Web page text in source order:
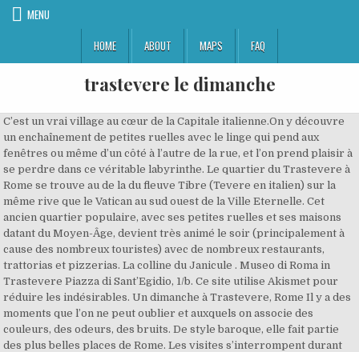
MENU
HOME
ABOUT MAPS FAQ
trastevere le dimanche
C’est un vrai village au cœur de la Capitale italienne.On y découvre un enchaînement de petites ruelles avec le linge qui pend aux fenêtres ou même d’un côté à l’autre de la rue, et l’on prend plaisir à se perdre dans ce véritable labyrinthe. Le quartier du Trastevere à Rome se trouve au de la du fleuve Tibre (Tevere en italien) sur la même rive que le Vatican au sud ouest de la Ville Eternelle. Cet ancien quartier populaire, avec ses petites ruelles et ses maisons datant du Moyen-Âge, devient très animé le soir (principalement à cause des nombreux touristes) avec de nombreux restaurants, trattorias et pizzerias. La colline du Janicule . Museo di Roma in Trastevere Piazza di Sant’Egidio, 1/b. Ce site utilise Akismet pour réduire les indésirables. Un dimanche à Trastevere, Rome Il y a des moments que l’on ne peut oublier et auxquels on associe des couleurs, des odeurs, des bruits. De style baroque, elle fait partie des plus belles places de Rome. Les visites s’interrompent durant les messes : Lundi-Samedi à 9h, 17h30 et 20h30 (20h le samedi) et dimanche 8h30, 10h, 11h30, 17h30 et 18h45 . À propos de cette activité . Tout n’est pas rose pour les nostalgiques. Qualità dei piatti, vini eccezionali, presentazione buona e camerieri davvero professionali. En savoir plus sur comment les données de vos commentaires sont utilisées. Pour en savoir plus Politique d’utilisation des cookies. Ce quartier d’artisans et de commerçants principalement juifs et syriens à l’origine a un charme fou. La fontaine au centre de la place sert de point de rendez-vous ou de lieu de pause pour savourer une glace ou boire un verre. Si vous continuez votre navigation sur notre site, vous acceptez l'installation de cookies. Il y a 41 trains Roma Termini — Roma Trastevere directs par jour. Il y a des moments que l’on ne peut oublier et auxquels on associe des couleurs, des odeurs, des bruits. L'enoteca Ferrara invece e'un gradino in più! Tr Il abrite de nombreuses œuvres de toutes les époques : antiquité, art égyptien, moderne, … Plus d’infos, voir Musées du Vatican Généralement ouvert tous les jours du lundi au samedi de 9h à 18h. Référence du produit : 76678. Voir galerie Une visite gastronomique locale de plusieurs plats à travers le quartier romain de Trastevere, qui constitue une excellente introduction à l’un des meilleurs districts d’alimentation de Rome. Trastevere rome le soir Trastevere Rooms Rome - Annulation Gratuite Disponibl . Il n’y pas de grandes avenues dans le quartier Trastevere, donc tu n’entendras pas le bruit des voitures. Rejoindre le Gianicolo (Janicule), un point de vue exceptionnel sur Rome. L’arrivée au quartier de Trastevre – Rome. Si vous continuez à utiliser ce dernier, nous considérerons que vous acceptez l'utilisation des cookies. Magasins. Le parc du Janicule est un lieu de promenade et de détente dédié à la mémoire de Giuseppe Garibaldi. Pour acheter un billet de train ou de TGV Aéroport Rome Fiumicino — Roma Trastevere moins cher, ... Nous faisons tout pour vous répondre du lundi au dimanche et nous sommes généralement joignables entre 10 h et 16 h. Consulter nos pages d’aide. Il arrivera à 17 h sur la place de Sainte-Marie du Trastevere, accompagné du Tout lire… Dans le Quartier Trastevere, le linge pend aux fenêtres et les pavés irréguliers donnent place à la flânerie. Situé à proximité de l’agréable Trastevere, il est connu pour être le lieu sur lequel se trouve le Tempieto (une œuvre datant de la Renaissance). Pour les amoureux des espaces verts et des balades deux possibilités : Si vous décidez de loger dans le quartier (ce qui est une assez bonne idée), voici nos suggestions d’hébergements pas chers dans le Trastevere. J'aime me perdre à la recherche d'endroits surprenants. Trastevere est un quartier pas comme les autres. Un dimanche dans le quartier Trastevere, à Rome. Pourriez-vous me dire quelle est la femme dont le portrait, avec un grand chapeau est représenté sur un escalier en pierre du Trastevere ? Rendre une visite au jardin botanique – Orto botanico della Villa Corsini dans le quartier. L’avantage de vous y rendre le dimanche est que tout parait être au ralenti : on prend tout simplement le temps de vivre, et cela a eu le don de me rappeler les journées dominicales de mon enfance. 2015 - Il y a des moments que l'on ne peut oublier et auxquels on associe des couleurs, des odeurs, des bruits. est il loin du Colisee ? Le Trastevere représente une Rome en voie de disparition, une Rome simple et humaine, une Rome colorée et pittoresque, une Rome « provencale » chérie par les Marcels Pagnols locaux. Visitez le quartier italien par excellence et laissez les petites ruelles vous charmer, ou … A ne pas rater. Avec sa position centrale, ce quartier permet de rejoindre les principaux lieux à visiter très rapidement. 14 RÉACTIONS Afficher à droite Afficher en bas FACEBOOK TWITTER 179. Il y a d’innombrables options sur le pouce ou un peu plus cher. Don Corleone serait arrivé que je n’aurais pas été surprise ! La chapelle Sixtine se trouve dans les musées du Vatican. La majorité des magasins et des centres commerciaux ouvrent également leurs portes le dimanche. Je suis parfaitement capable de restituer de mémoire les éléments composant la journée d’un dimanche de juin passée dans le quartier Trastevere, à Rome. Trastevere, quartier pittoresque et chaleureux à Rome, 5 hôtels et B&B dans le quartier du Trastevere de Rome, suggestions d’hébergements pas chers dans le Trastevere, Pantheon a Rome : Chef d’oeuvre de l’antiquité, EUR, quartier futuriste de Mussolini au sud de Rome, Testaccio-Ostiense à Rome, quartier populaire à l’ombre de la 8e colline, Musée du Vatican à Rome : Les richissimes collections des Papes. Jardin botanique de Rome. Comment rejoindre le quartier de l’EUR en métro à Rome […], Pas vraiment un quartier touristique, le Testaccio mérite une visite pour sortir le soir, découvrir la 8e colline de Rome ou visiter le musée d’art contemporain Macro, son cimetière romantique ou sa pyramide. Le premier train Roma Termini — Roma Trastevere part à 05:26. Direction ensuite le quartier de Trastevere. À quelle heure part le premier train Roma Termini — Roma Trastevere ? Découvrez notre sélection faite main de 5 hôtels et B&B dans le quartier du Trastevere de Rome. Visiter le musée de Rome du Trastevere. Trains de Aéroport Rome Fiumicino . Fermé les 1er janvier, 1er mai et 25 décembre. Se promener sur les pentes du Gianicolo. Ouvert de 7h30 à 21h tous les jours. La Basilique romane Sainte-Marie-du-Trastevere, située sur la place du même nom. Le pape François visitera ce dimanche 15 juin la communauté Sant’Egidio de Rome, basée dans le quartier du Trastevere, tout près du Vatican. Les églises demeurent également un bon choix de chute à Rome : elles sont superbes et fraiches. Enregistrer mon nom, mon e-mail et mon site web dans le navigateur pour mon prochain commentaire. Fermé le dimanche, sauf le dernier dimanche du mois (sauf si celui-ci tombe à la Pâques) où les musées sont gratuits et accessibles de 9h à 14h (Clôture des entrées à 12h30) Fermetures supplémentaires et ouvert… Basilique Sainte Marie du Trastevere. Très touristique. Les limites des rioni sont devenues définitives et officielles au XIIIe siècle : leur nombre est désormais de treize, avec l'adjonction de celui de Trastevere. <span data-mce-type= »bookmark » style= »display: inline-block; width: 0px; overflow: hidden; line-height: 0; » class= »mce_SELRES_start »> </span> > Carte du Trastevere à Rome. Trastevere: Quartier pour sortir le soir - consultez 16 935 avis de voyageurs, 6 724 photos, les meilleures offres et comparez les prix pour Rome, Italie sur Tripadvisor Le nom Trastevere vient du latin trans Tiberim, ce qui veut dire de « l'autre côté du Tibre ». En savoir plus sur comment les données de vos commentaires sont utilisées. Le Trastevere [trasˈteːvere] (bien qu'il existe aussi différentes francisations, et plus exactement des « adaptations », du nom italien dont la plus courante est Transtévère [1]), littéralement en français « Au-delà du Tibre », est l'un des rioni de Rome, le seul du Municipio I (Centro storico ou « centre historique ») qui soit situé sur la rive droite du Tibre. J’ai vu Harry Potter and the Cursed Child, Pourquoi voyager à deux est une bonne idée, En savoir plus sur comment les données de vos commentaires sont utilisées. Avec ses ruelles sinueuses et ses façades fatiguées, le Trastevere est le quartier pittoresque par excellence de Rome. Maintenant imaginez un marché aux puces gigantesque le dimanche matin dans le Trastevere à Rome ! Petite anecdote : ayant une petite faim, je me suis rendue dans la pasticerria Valzani, celle-ci étant plutôt réputée. Suivez le match Trastevere - Gavorrano en direct LIVE ! La basilique Sainte-Marie-du-Trastevere est l'une des plus anciennes églises de Rome, située dans le quartier du Trastevere. Un conseil : Essayez de le visiter en dehors des week-end et hors saison. Brunch Trastevere - OuBruncher.com : le classement des meilleurs brunchs de Trastevere (photos du brunch, description, horaires, presence d'un buffet et d'une terrasse, etc.) Profitez d’une balade dans le Trastevere pour gravir la colline romantique du jardin botanique de Rome. Votre adresse de messagerie ne sera pas publiée. ©2012-2019 OlalaChick - Tous droits réservés. Le quartier de Trastevere (4) est entouré au nord par le Vatican (3), le centre historique de Rome (2), le quartier antique (1) à l’est et le quartier du Testaccio-Ostiense (5) au sud. Nous utilisons des cookies pour vous garantir la meilleure expérience sur notre site. Trastevere: Un grand marché au puce - consultez 16 935 avis de voyageurs, 6 724 photos, les meilleures offres et comparez les prix pour Rome, Italie sur Tripadvisor. Elle abrite la fontaine des Quatre-Fleuves ainsi que l’église Sainte-Agnès-en-Agone. 1/ Le cloître des Oranges amères, petit secret du Trastevere Que la paix soit avec vous ! Rien d’extraordinaire à première vue, des